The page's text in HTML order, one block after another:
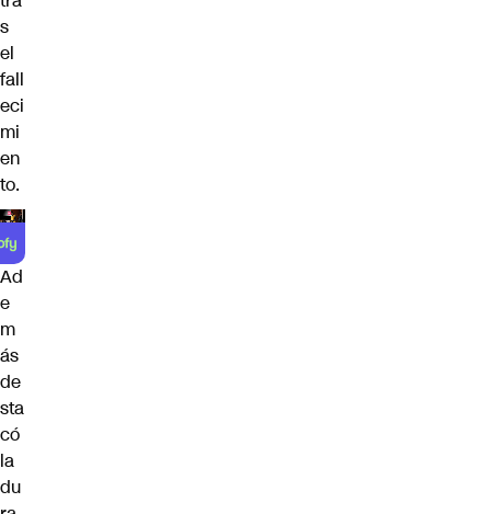
s
el
fall
eci
mi
en
to.
Ad
e
m
ás
de
sta
có
la
du